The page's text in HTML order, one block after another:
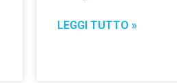
LEGGI TUTTO »